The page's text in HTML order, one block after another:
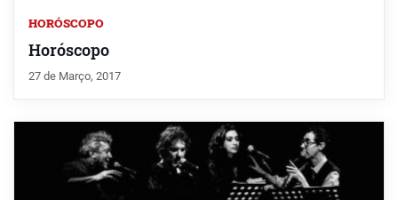
HORÓSCOPO
Horóscopo
27 de Março, 2017